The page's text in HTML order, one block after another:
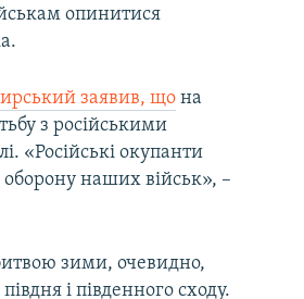
опинитися
заявив, що на
з російськими
«Російські окупанти
наших військ», –
зими, очевидно,
і південного сходу.